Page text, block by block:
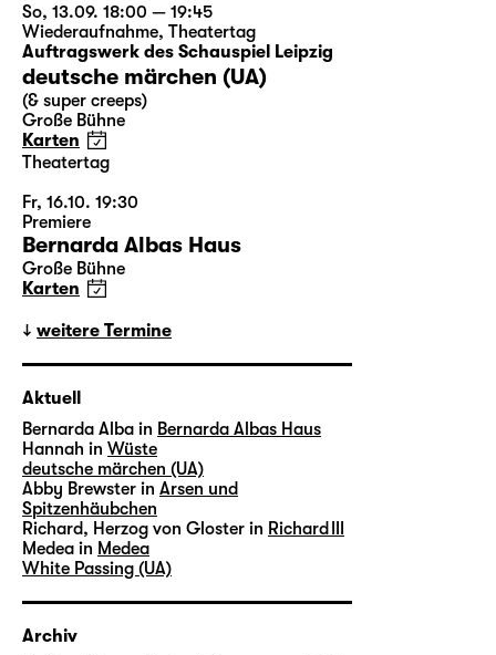
So, 13.09. 18:00 — 19:45
Wiederaufnahme, Theatertag
Auftragswerk des Schauspiel Leipzig
deutsche märchen (UA)
(& super creeps)
Große Bühne
Karten
Theatertag
Fr, 16.10. 19:30
Premiere
Bernarda Albas Haus
Große Bühne
Karten
weitere Termine
Aktuell
Bernarda Alba in Bernarda Albas Haus
Hannah in Wüste
deutsche märchen (UA)
Abby Brewster in Arsen und
Spitzenhäubchen
Richard, Herzog von Gloster in Richard III
Medea in Medea
White Passing (UA)
Archiv